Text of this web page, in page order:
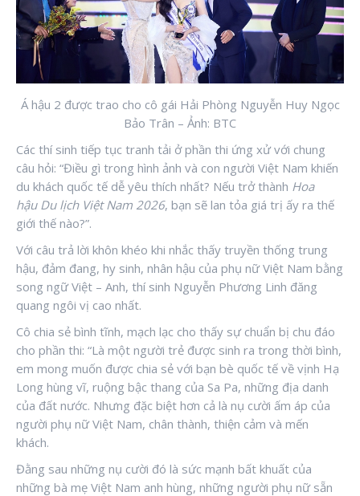
Á hậu 2 được trao cho cô gái Hải Phòng Nguyễn Huy Ngọc
Bảo Trân – Ảnh: BTC
Các thí sinh tiếp tục tranh tải ở phần thi ứng xử với chung
câu hỏi: “Điều gì trong hình ảnh và con người Việt Nam khiến
du khách quốc tế dễ yêu thích nhất? Nếu trở thành Hoa
hậu Du lịch Việt Nam 2026, bạn sẽ lan tỏa giá trị ấy ra thế
giới thế nào?”.
Với câu trả lời khôn khéo khi nhắc thấy truyền thống trung
hậu, đảm đang, hy sinh, nhân hậu của phụ nữ Việt Nam bằng
song ngữ Việt – Anh, thí sinh Nguyễn Phương Linh đăng
quang ngôi vị cao nhất.
Cô chia sẻ bình tĩnh, mạch lạc cho thấy sự chuẩn bị chu đáo
cho phần thi: “Là một người trẻ được sinh ra trong thời bình,
em mong muốn được chia sẻ với bạn bè quốc tế về vịnh Hạ
Long hùng vĩ, ruộng bậc thang của Sa Pa, những địa danh
của đất nước. Nhưng đặc biệt hơn cả là nụ cười ấm áp của
người phụ nữ Việt Nam, chân thành, thiện cảm và mến
khách.
Đằng sau những nụ cười đó là sức mạnh bất khuất của
những bà mẹ Việt Nam anh hùng, những người phụ nữ sẵn